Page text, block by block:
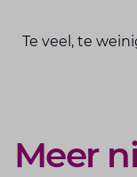
Te veel, te
Meer